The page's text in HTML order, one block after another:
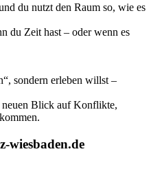
du nutzt den Raum so, wie es
du Zeit hast – oder wenn es
sondern erleben willst –
neuen Blick auf Konflikte,
wiesbaden.de